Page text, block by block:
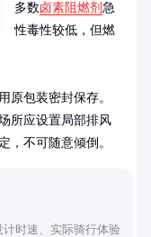
多数卤素阻燃剂 急
性毒性较低，但燃
原包装密封保存。
所应设置局部排风
，不可随意倾倒。
时速、实际骑行体验